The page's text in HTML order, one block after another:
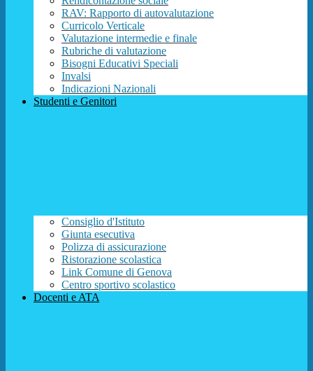
RAV: Rapporto di autovalutazione
Curricolo Verticale
Valutazione intermedie e finale
Rubriche di valutazione
Bisogni Educativi Speciali
Invalsi
Indicazioni Nazionali
Studenti e Genitori
Consiglio d'Istituto
Giunta esecutiva
Polizza di assicurazione
Ristorazione scolastica
Link Comune di Genova
Centro sportivo scolastico
Docenti e ATA